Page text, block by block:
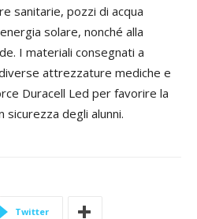
sanitarie, pozzi di acqua
solare, nonché alla
I materiali consegnati a
attrezzature mediche e
Duracell Led per favorire la
degli alunni.
Twitter